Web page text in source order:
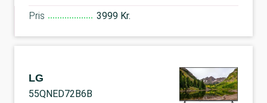
Pris 3999 Kr.
LG
55QNED72B6B